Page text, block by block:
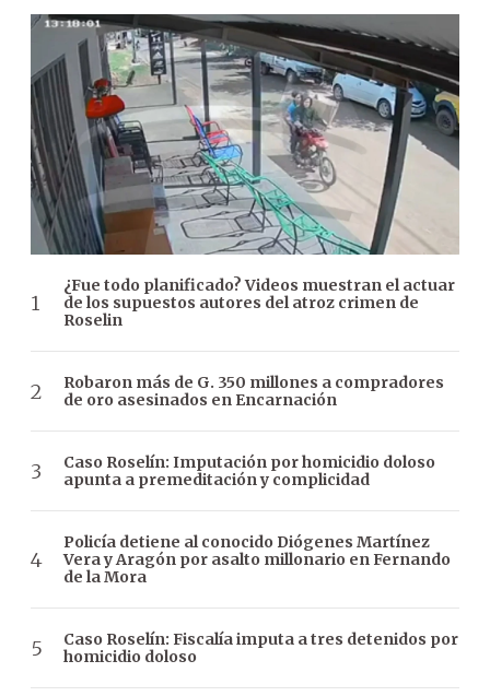
¿Fue todo planificado? Videos muestran el actuar
de los supuestos autores del atroz crimen de
Roselin
Robaron más de G. 350 millones a compradores
de oro asesinados en Encarnación
Caso Roselín: Imputación por homicidio doloso
apunta a premeditación y complicidad
Policía detiene al conocido Diógenes Martínez
Vera y Aragón por asalto millonario en Fernando
de la Mora
Caso Roselín: Fiscalía imputa a tres detenidos por
homicidio doloso